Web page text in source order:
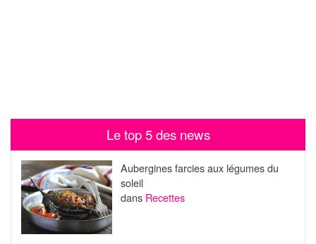
Le top 5 des news
Aubergines farcies aux légumes du
soleil
dans Recettes